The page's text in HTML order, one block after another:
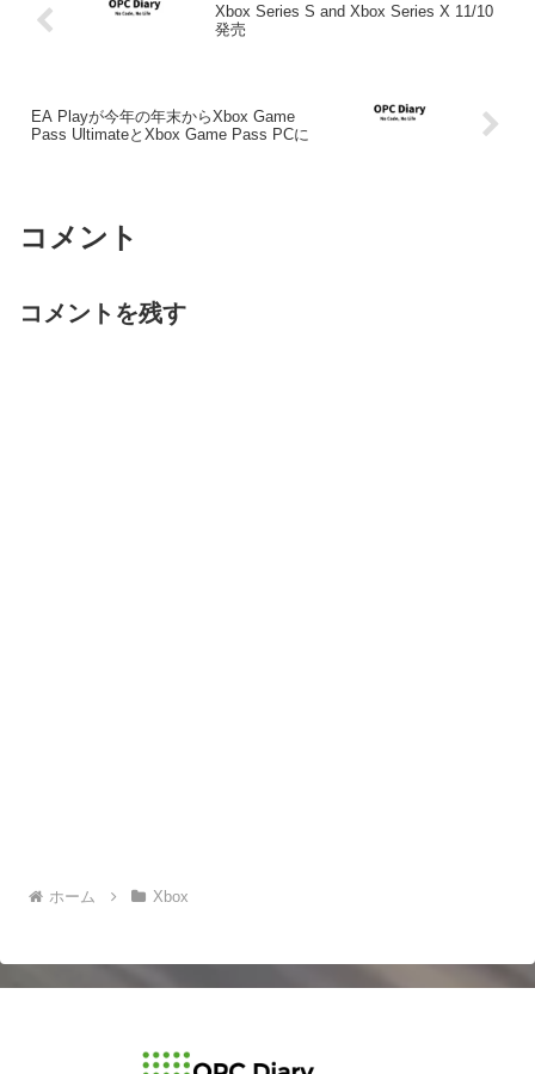
Xbox Series S and Xbox Series X 11/10
発売
EA Playが今年の年末からXbox Game
Pass UltimateとXbox Game Pass PCに
コメント
コメントを残す
ホーム Xbox